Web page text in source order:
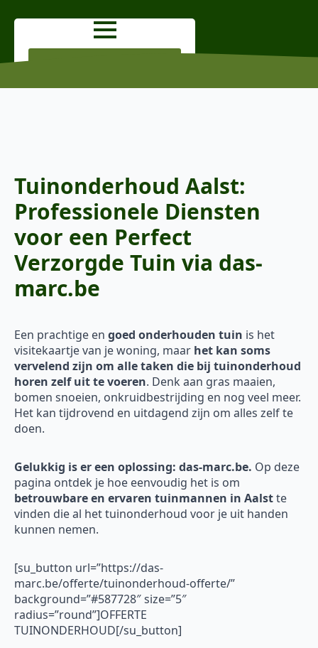
Tuinonderhoud Aalst:
Professionele Diensten
voor een Perfect
Verzorgde Tuin via das-
marc.be
Een prachtige en goed onderhouden tuin is het
visitekaartje van je woning, maar het kan soms
vervelend zijn om alle taken die bij tuinonderhoud
horen zelf uit te voeren. Denk aan gras maaien,
bomen snoeien, onkruidbestrijding en nog veel meer.
Het kan tijdrovend en uitdagend zijn om alles zelf te
doen.
Gelukkig is er een oplossing: das-marc.be. Op deze
pagina ontdek je hoe eenvoudig het is om
betrouwbare en ervaren tuinmannen in Aalstte
vinden die al het tuinonderhoud voor je uit handen
kunnen nemen.
[su_button url=”https://das-
marc.be/offerte/tuinonderhoud-offerte/”
background=”#587728″ size=”5″
radius=”round”]OFFERTE
TUINONDERHOUD[/su_button]